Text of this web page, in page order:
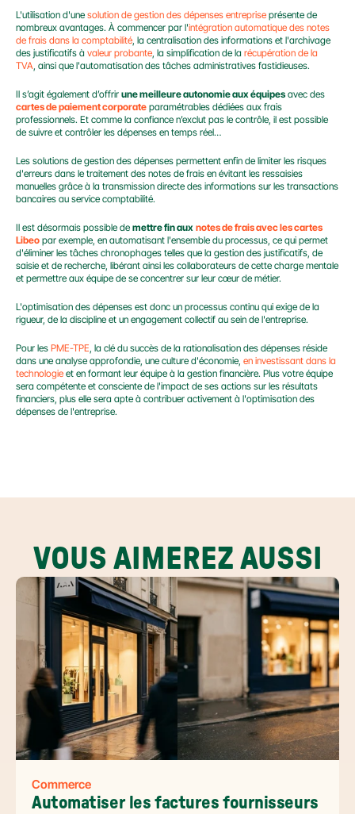
L'utilisation d'une solution de gestion des dépenses entreprise présente de
nombreux avantages. À commencer par l'intégration automatique des notes
de frais dans la comptabilité, la centralisation des informations et l'archivage
des justificatifs à valeur probante, la simplification de la récupération de la
TVA, ainsi que l'automatisation des tâches administratives fastidieuses.
Il s’agit également d’offrir une meilleure autonomie aux équipes
cartes de paiement corporate paramétrables dédiées aux frais
professionnels. Et comme la confiance n’exclut pas le contrôle, il est possible
de suivre et contrôler les dépenses en temps réel…
Les solutions de gestion des dépenses permettent enfin de limiter les risques
d'erreurs dans le traitement des notes de frais en évitant les ressaisies
manuelles grâce à la transmission directe des informations sur les transactions
bancaires au service comptabilité.
Il est désormais possible de mettre fin aux notes de frais avec les cartes
Libeo par exemple, en automatisant l'ensemble du processus, ce qui permet
d'éliminer les tâches chronophages telles que la gestion des justificatifs, de
saisie et de recherche, libérant ainsi les collaborateurs de cette charge mentale
et permettre aux équipe de se concentrer sur leur cœur de métier.
L'optimisation des dépenses est donc un processus continu qui exige de la
rigueur, de la discipline et un engagement collectif au sein de l'entreprise.
Pour les PME-TPE, la clé du succès de la rationalisation des dépenses réside
dans une analyse approfondie, une culture d'économie, en investissant dans la
technologie et en formant leur équipe à la gestion financière. Plus votre équipe
sera compétente et consciente de l'impact de ses actions sur les résultats
financiers, plus elle sera apte à contribuer activement à l'optimisation des
dépenses de l'entreprise.
VOUS AIMEREZ AUSSI
Commerce
Automatiser les factures fournisseurs